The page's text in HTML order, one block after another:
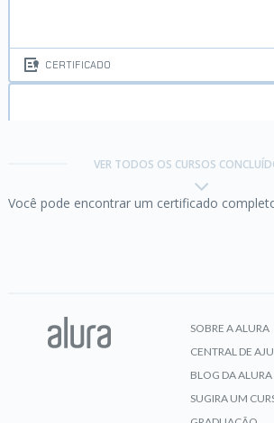
CERTIFICADO
VER TODOS OS CURSOS
Você pode encontrar um certificado
SOBRE A ALURA
CENTRAL DE
BLOG DA ALURA
SUGIRA UM